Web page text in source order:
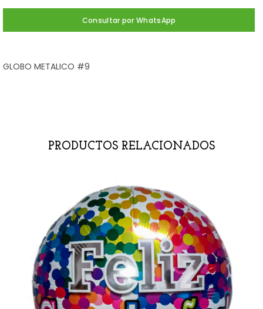
Consultar por WhatsApp
GLOBO METALICO #9
PRODUCTOS RELACIONADOS